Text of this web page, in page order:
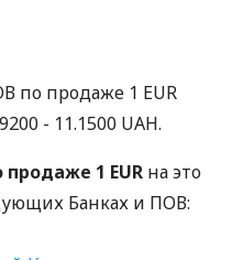
по продаже 1 EUR
- 11.1500 UAH.
1 EUR на это
Банках и ПОВ: